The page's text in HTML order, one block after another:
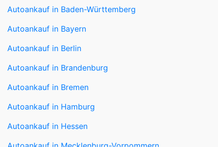
Autoankauf in Bayern
Autoankauf in Berlin
Autoankauf in Brandenburg
Autoankauf in Bremen
Autoankauf in Hamburg
Autoankauf in Hessen
Autoankauf in Mecklenburg-Vorpommern
Autoankauf in Niedersachsen